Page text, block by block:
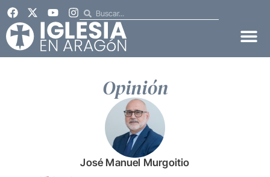
Opinión
José Manuel Murgoitio